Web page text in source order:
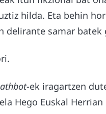
hilda. Eta behin
delirante samar batek
-ek iragartzen
Hego Euskal Herrian